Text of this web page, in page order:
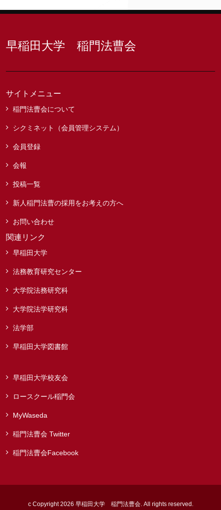
早稲田大学 稲門法曹会
サイトメニュー
稲門法曹会について
シクミネット（会員管理システム）
会員登録
会報
投稿一覧
新人稲門法曹の採用をお考えの方へ
お問い合わせ
関連リンク
早稲田大学
法務教育研究センター
大学院法務研究科
大学院法学研究科
法学部
早稲田大学図書館
早稲田大学校友会
ロースクール稲門会
MyWaseda
稲門法曹会 Twitter
稲門法曹会Facebook
c Copyright 2026 早稲田大学 稲門法曹会. All rights reserved.